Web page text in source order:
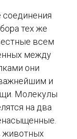
тех же
всем
между
они
и
Молекулы
на два